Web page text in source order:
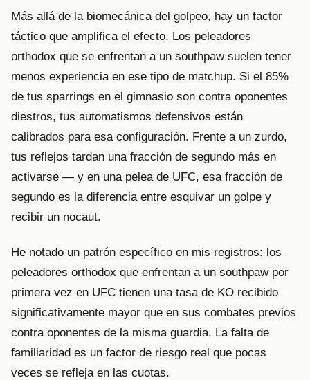
Más allá de la biomecánica del golpeo, hay un factor
táctico que amplifica el efecto. Los peleadores
orthodox que se enfrentan a un southpaw suelen tener
menos experiencia en ese tipo de matchup. Si el 85%
de tus sparrings en el gimnasio son contra oponentes
diestros, tus automatismos defensivos están
calibrados para esa configuración. Frente a un zurdo,
tus reflejos tardan una fracción de segundo más en
activarse — y en una pelea de UFC, esa fracción de
segundo es la diferencia entre esquivar un golpe y
recibir un nocaut.
He notado un patrón específico en mis registros: los
peleadores orthodox que enfrentan a un southpaw por
primera vez en UFC tienen una tasa de KO recibido
significativamente mayor que en sus combates previos
contra oponentes de la misma guardia. La falta de
familiaridad es un factor de riesgo real que pocas
veces se refleja en las cuotas.